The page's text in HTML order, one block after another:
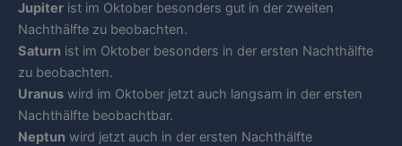
Jupiter ist im Oktober besonders gut in der zweiten
Nachthälfte zu beobachten.
Saturn ist im Oktober besonders in der ersten Nachthälfte
zu beobachten.
Uranus wird im Oktober jetzt auch langsam in der ersten
Nachthälfte beobachtbar.
Neptun wird jetzt auch in der ersten Nachthälfte